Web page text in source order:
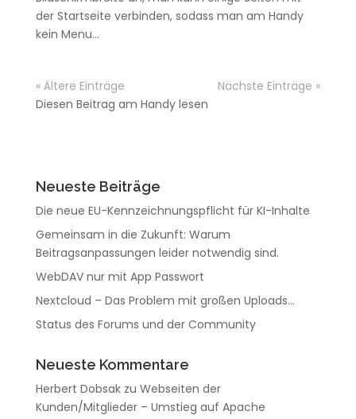
der Startseite verbinden, sodass man am Handy
kein Menu...
« Ältere Einträge
Nächste Einträge »
Diesen Beitrag am Handy lesen
Neueste Beiträge
Die neue EU-Kennzeichnungspflicht für KI-Inhalte
Gemeinsam in die Zukunft: Warum
Beitragsanpassungen leider notwendig sind.
WebDAV nur mit App Passwort
Nextcloud – Das Problem mit großen Uploads…
Status des Forums und der Community
Neueste Kommentare
Herbert Dobsakzu Webseiten der
Kunden/Mitglieder – Umstieg auf Apache